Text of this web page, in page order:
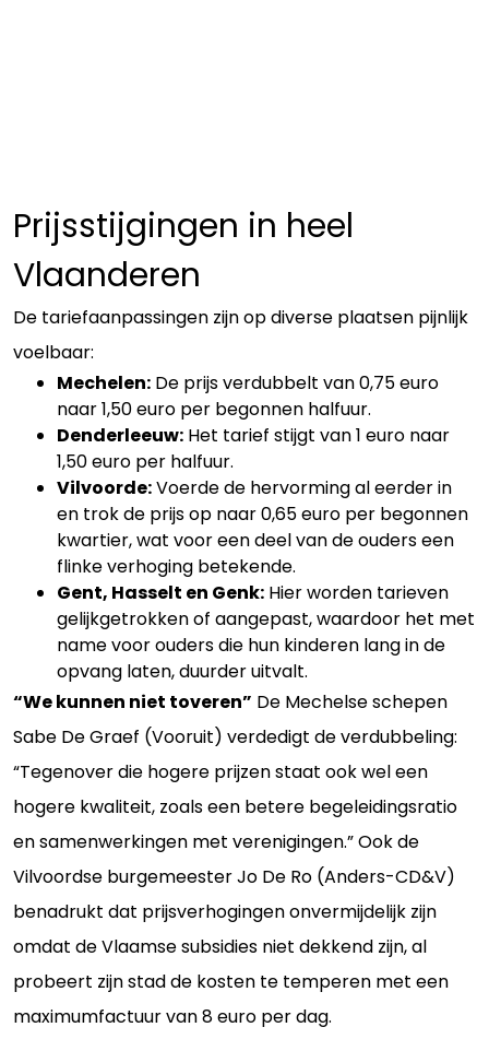
Prijsstijgingen in heel
Vlaanderen
De tariefaanpassingen zijn op diverse plaatsen pijnlijk
voelbaar:
Mechelen: De prijs verdubbelt van 0,75 euro
naar 1,50 euro per begonnen halfuur.
Denderleeuw: Het tarief stijgt van 1 euro naar
1,50 euro per halfuur.
Vilvoorde:Voerde de hervorming al eerder in
en trok de prijs op naar 0,65 euro per begonnen
kwartier, wat voor een deel van de ouders een
flinke verhoging betekende.
Gent, Hasselt en Genk: Hier worden tarieven
gelijkgetrokken of aangepast, waardoor het met
name voor ouders die hun kinderen lang in de
opvang laten, duurder uitvalt.
“We kunnen niet toveren” De Mechelse schepen
Sabe De Graef (Vooruit) verdedigt de verdubbeling:
“Tegenover die hogere prijzen staat ook wel een
hogere kwaliteit, zoals een betere begeleidingsratio
en samenwerkingen met verenigingen.” Ook de
Vilvoordse burgemeester Jo De Ro (Anders-CD&V)
benadrukt dat prijsverhogingen onvermijdelijk zijn
omdat de Vlaamse subsidies niet dekkend zijn, al
probeert zijn stad de kosten te temperen met een
maximumfactuur van 8 euro per dag.